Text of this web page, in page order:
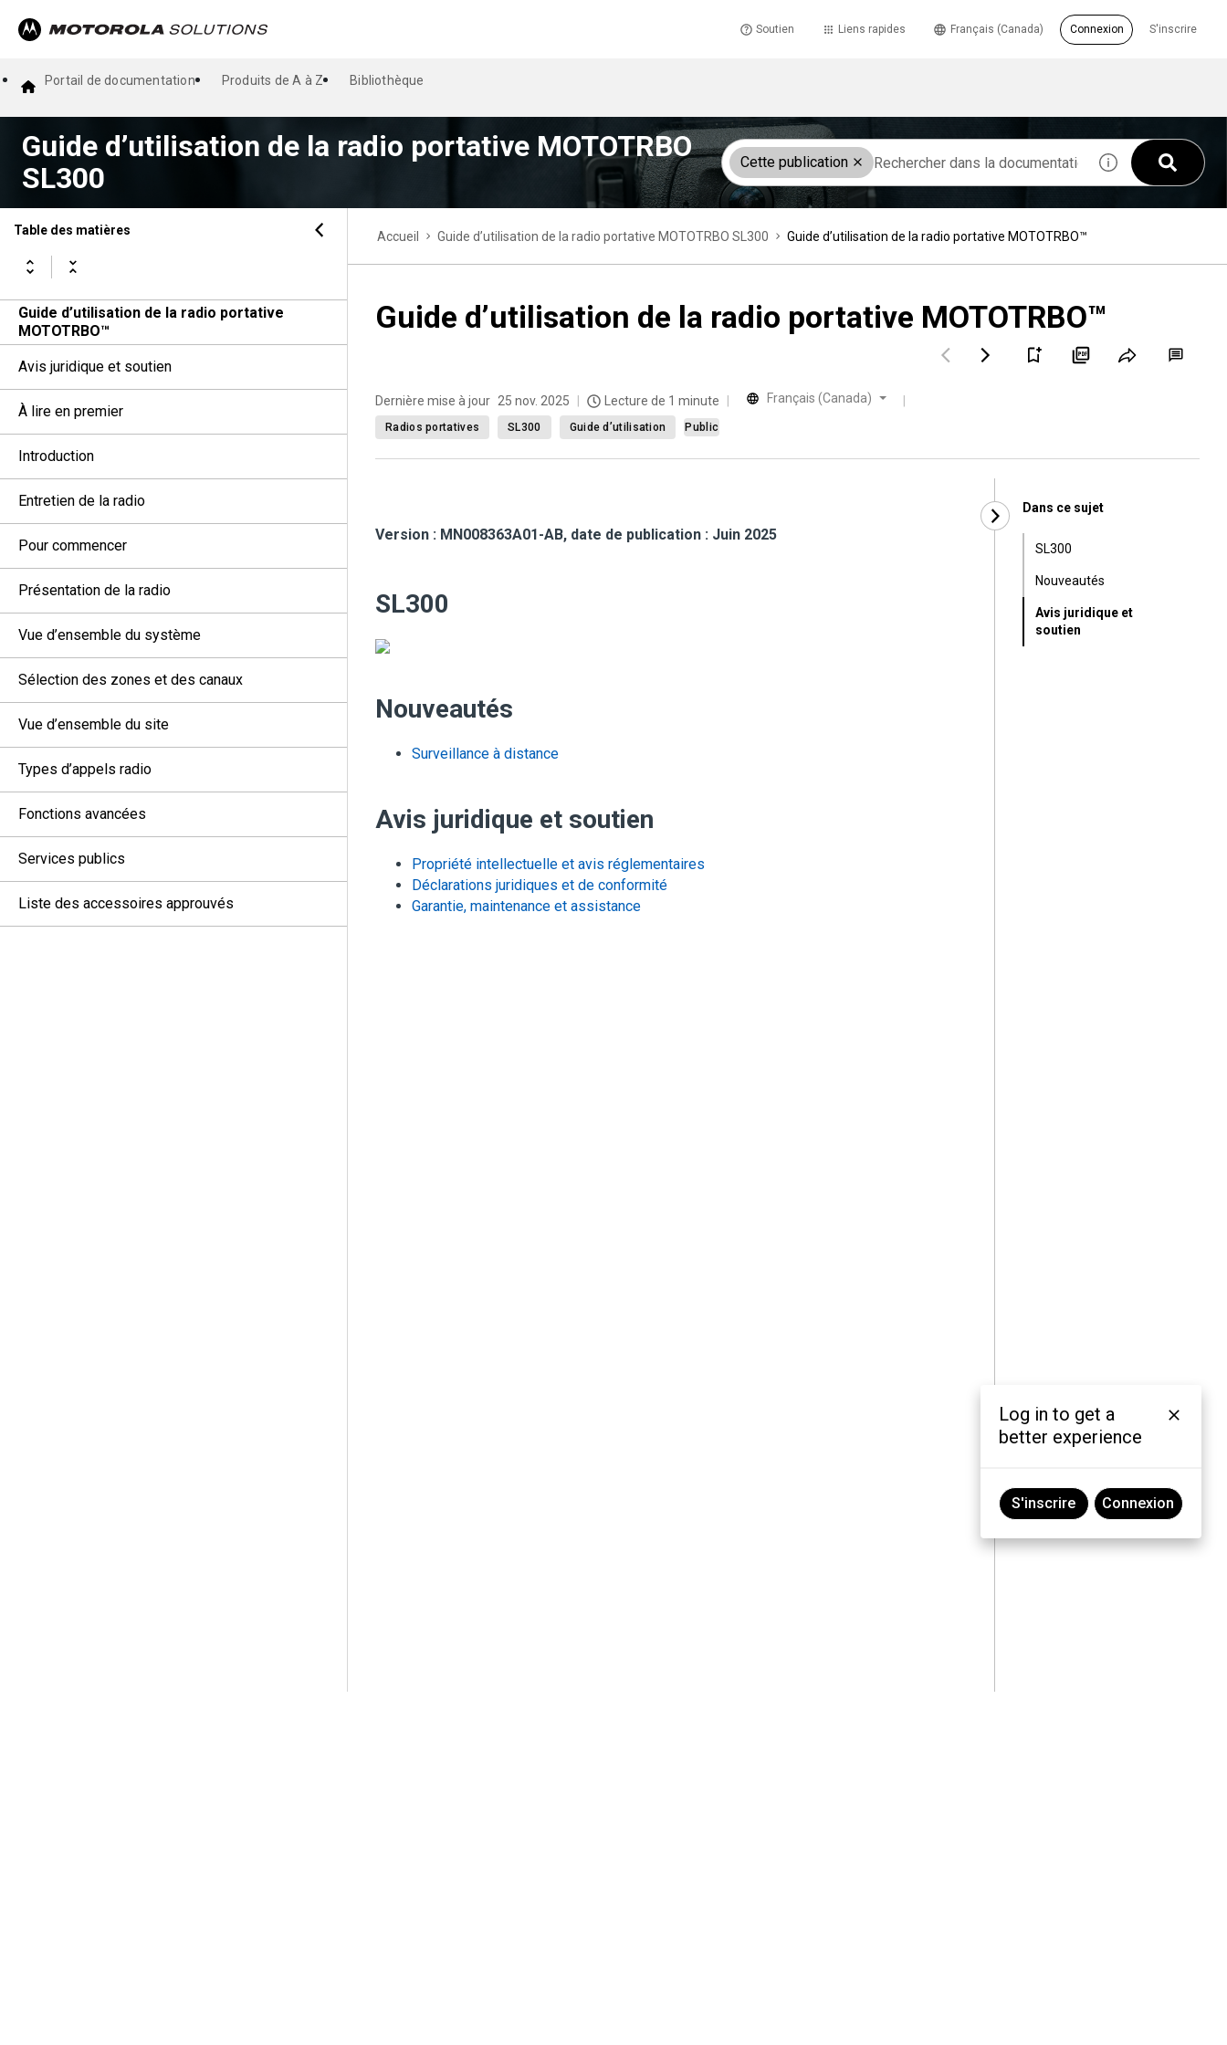
Soutien Liens rapides S'inscrire
Français (Canada) Connexion
Portail de documentation Produits de A à Z Bibliothèque
Guide d’utilisation de la radio portative MOTOTRBO
SL300
Cette publication
Table des matières
Guide d’utilisation de la radio portative
MOTOTRBO™
Avis juridique et soutien
À lire en premier
Introduction
Entretien de la radio
Pour commencer
Présentation de la radio
Vue d’ensemble du système
Sélection des zones et des canaux
Vue d’ensemble du site
Types d’appels radio
Fonctions avancées
Services publics
Liste des accessoires approuvés
Accueil Guide d’utilisation de la radio portative MOTOTRBO SL300 Guide d’utilisation de la radio portative MOTOTRBO™
Guide d’utilisation de la radio portative MOTOTRBO™
Dernière mise à jour 25 nov. 2025 Lecture de 1 minute Français (Canada)
Radios portatives SL300 Guide d’utilisation Public
Version : MN008363A01-AB, date de publication : Juin 2025
SL300
Nouveautés
Surveillance à distance
Avis juridique et soutien
Propriété intellectuelle et avis réglementaires
Déclarations juridiques et de conformité
Garantie, maintenance et assistance
Dans ce sujet
SL300
Nouveautés
Avis juridique et
soutien
Log in to get a
better experience
S'inscrire Connexion